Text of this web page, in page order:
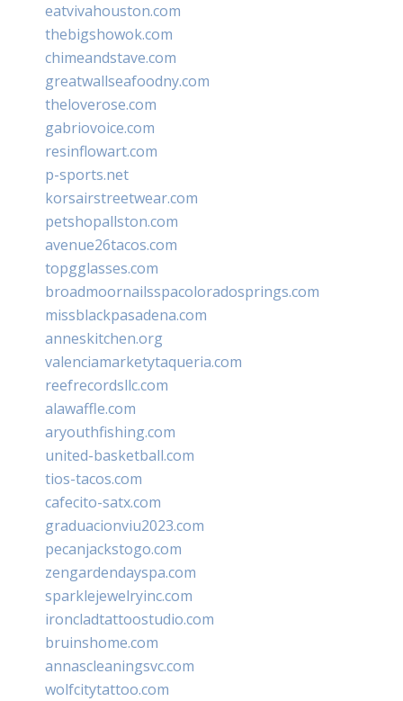
eatvivahouston.com
thebigshowok.com
chimeandstave.com
greatwallseafoodny.com
theloverose.com
gabriovoice.com
resinflowart.com
p-sports.net
korsairstreetwear.com
petshopallston.com
avenue26tacos.com
topgglasses.com
broadmoornailsspacoloradosprings.com
missblackpasadena.com
anneskitchen.org
valenciamarketytaqueria.com
reefrecordsllc.com
alawaffle.com
aryouthfishing.com
united-basketball.com
tios-tacos.com
cafecito-satx.com
graduacionviu2023.com
pecanjackstogo.com
zengardendayspa.com
sparklejewelryinc.com
ironcladtattoostudio.com
bruinshome.com
annascleaningsvc.com
wolfcitytattoo.com